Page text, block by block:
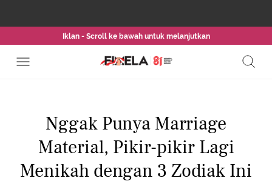
Iklan - Scroll ke bawah untuk melanjutkan
Nggak Punya Marriage
Material, Pikir-pikir Lagi
Menikah dengan 3 Zodiak Ini